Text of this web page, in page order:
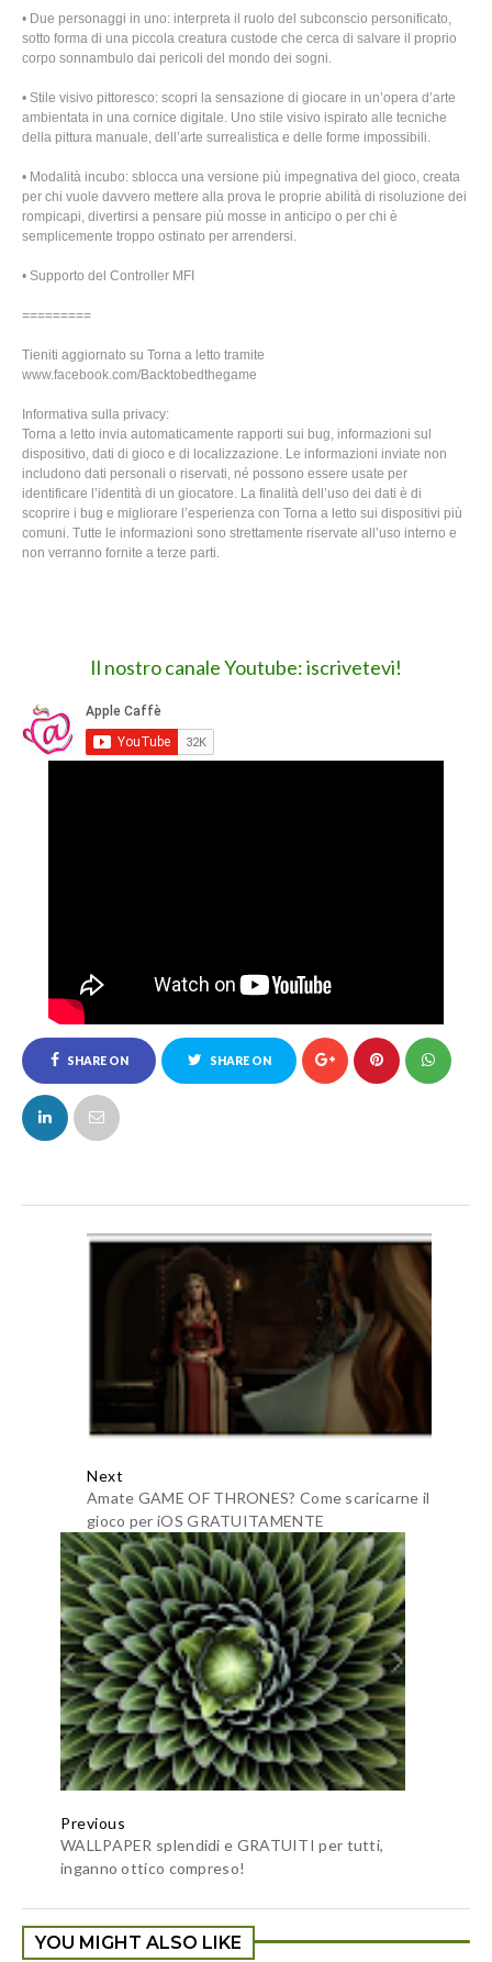
• Due personaggi in uno: interpreta il ruolo del subconscio personificato,
sotto forma di una piccola creatura custode che cerca di salvare il proprio
corpo sonnambulo dai pericoli del mondo dei sogni.
• Stile visivo pittoresco: scopri la sensazione di giocare in un’opera d’arte
ambientata in una cornice digitale. Uno stile visivo ispirato alle tecniche
della pittura manuale, dell’arte surrealistica e delle forme impossibili.
• Modalità incubo: sblocca una versione più impegnativa del gioco, creata
per chi vuole davvero mettere alla prova le proprie abilità di risoluzione dei
rompicapi, divertirsi a pensare più mosse in anticipo o per chi è
semplicemente troppo ostinato per arrendersi.
• Supporto del Controller MFI
=========
Tieniti aggiornato su Torna a letto tramite
www.facebook.com/Backtobedthegame
Informativa sulla privacy:
Torna a letto invia automaticamente rapporti sui bug, informazioni sul
dispositivo, dati di gioco e di localizzazione. Le informazioni inviate non
includono dati personali o riservati, né possono essere usate per
identificare l’identità di un giocatore. La finalità dell’uso dei dati è di
scoprire i bug e migliorare l’esperienza con Torna a letto sui dispositivi più
comuni. Tutte le informazioni sono strettamente riservate all’uso interno e
non verranno fornite a terze parti.
Il nostro canale Youtube: iscrivetevi!
SHARE ON
FACEBOOK
SHARE ON
Next
Amate GAME OF THRONES? Come scaricarne il
gioco per iOS GRATUITAMENTE
Previous
WALLPAPER splendidi e GRATUITI per tutti,
inganno ottico compreso!
YOU MIGHT ALSO LIKE